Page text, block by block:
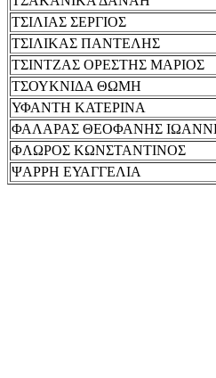
ΤΣΙΛΙΑΣ ΣΕΡΓΙΟΣ
ΤΣΙΛΙΚΑΣ ΠΑΝΤΕΛΗΣ
ΤΣΙΝΤΖΑΣ ΟΡΕΣΤΗΣ ΜΑΡΙΟΣ
ΤΣΟΥΚΝΙΔΑ ΘΩΜΗ
ΥΦΑΝΤΗ ΚΑΤΕΡΙΝΑ
ΦΑΛΑΡΑΣ ΘΕΟΦΑΝΗΣ
ΦΛΩΡΟΣ ΚΩΝΣΤΑΝΤΙΝΟΣ
ΨΑΡΡΗ ΕΥΑΓΓΕΛΙΑ